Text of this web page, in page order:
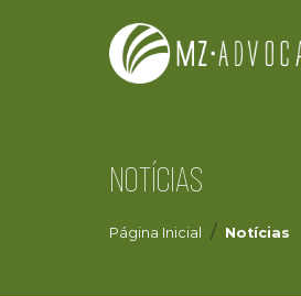
NOTÍCIAS
Página Inicial Notícias